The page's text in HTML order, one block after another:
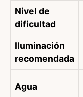
Nivel de
dificultad
Iluminación
recomendada
Agua